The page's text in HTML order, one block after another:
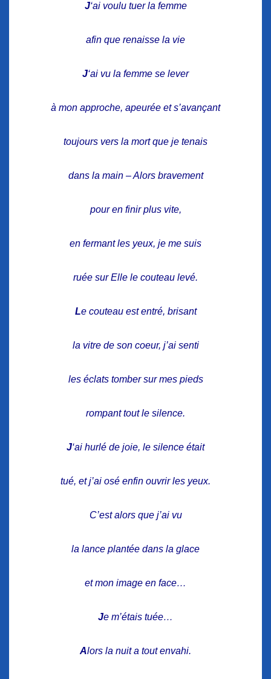
J‘ai voulu tuer la femme
afin que renaisse la vie
J‘ai vu la femme se lever
à mon approche, apeurée et s’avançant
toujours vers la mort que je tenais
dans la main – Alors bravement
pour en finir plus vite,
en fermant les yeux, je me suis
ruée sur Elle le couteau levé.
Le couteau est entré, brisant
la vitre de son coeur, j’ai senti
les éclats tomber sur mes pieds
rompant tout le silence.
J‘ai hurlé de joie, le silence était
tué, et j’ai osé enfin ouvrir les yeux.
C’est alors que j’ai vu
la lance plantée dans la glace
et mon image en face…
Je m’étais tuée…
Alors la nuit a tout envahi.